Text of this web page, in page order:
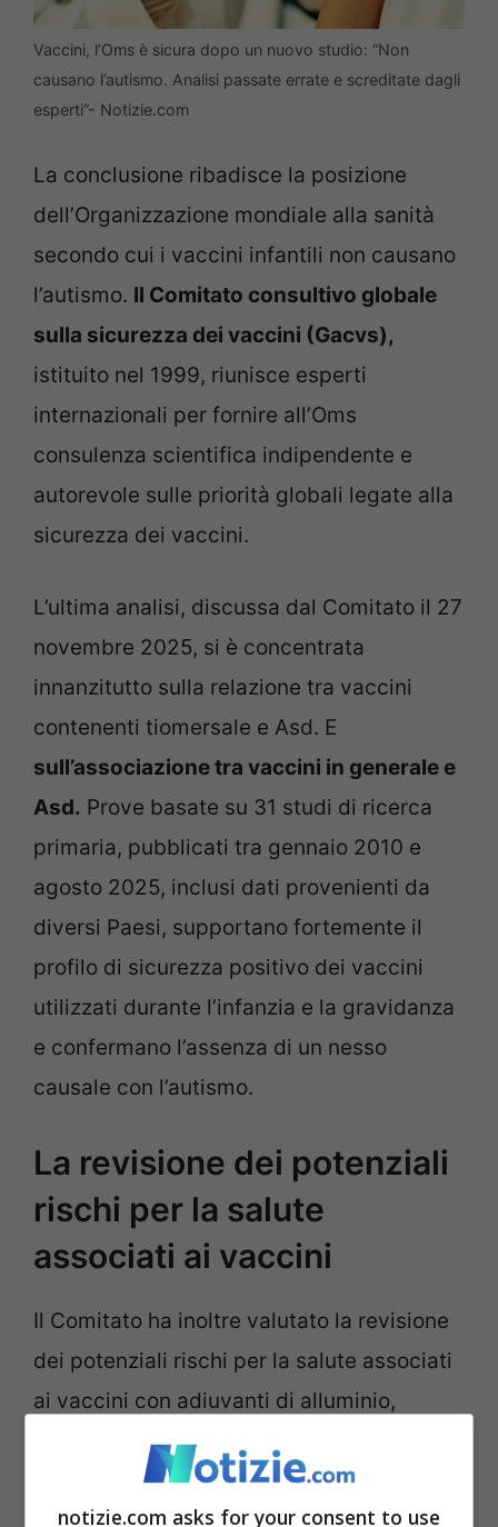
Vaccini, l’Oms è sicura dopo un nuovo studio: “Non
causano l’autismo. Analisi passate errate e screditate dagli
esperti”- Notizie.com
La conclusione ribadisce la posizione
dell’Organizzazione mondiale alla sanità
secondo cui i vaccini infantili non causano
l’autismo. Il Comitato consultivo globale
sulla sicurezza dei vaccini (Gacvs),
istituito nel 1999, riunisce esperti
internazionali per fornire all’Oms
consulenza scientifica indipendente e
autorevole sulle priorità globali legate alla
sicurezza dei vaccini.
L’ultima analisi, discussa dal Comitato il 27
novembre 2025, si è concentrata
innanzitutto sulla relazione tra vaccini
contenenti tiomersale e Asd. E
sull’associazione tra vaccini in generale e
Asd. Prove basate su 31 studi di ricerca
primaria, pubblicati tra gennaio 2010 e
agosto 2025, inclusi dati provenienti da
diversi Paesi, supportano fortemente il
profilo di sicurezza positivo dei vaccini
utilizzati durante l’infanzia e la gravidanza
e confermano l’assenza di un nesso
causale con l’autismo.
La revisione dei potenziali
rischi per la salute
associati ai vaccini
Il Comitato ha inoltre valutato la revisione
dei potenziali rischi per la salute associati
ai vaccini con adiuvanti di alluminio,
basandosi su studi condotti dal 1999 a
marzo 2023. Ha inoltre esaminato un
recente studio su larga scala che
notizie.com asks for your consent to use